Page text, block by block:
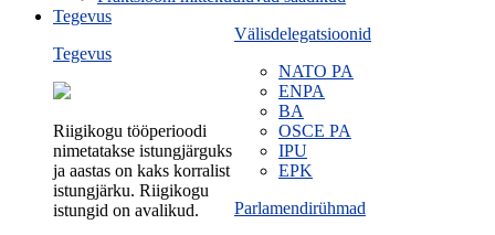
Välisdelegatsioonid
NATO PA
ENPA
BA
OSCE PA
IPU
EPK
Parlamendirühmad
Tegevus
Tegevus
Riigikogu tööperioodi
nimetatakse istungjärguks
ja aastas on kaks korralist
istungjärku. Riigikogu
istungid on avalikud.